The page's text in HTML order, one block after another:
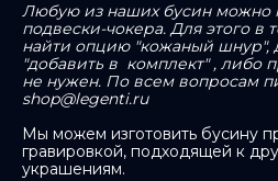
Любую из наших бусин можно
подвески-чокера. Для этого в
найти опцию "кожаный шнур",
"добавить в комплект" , либо
не нужен. По всем вопросам
shop@legenti.ru
Мы можем изготовить бусину
гравировкой, подходящей к
украшениям.